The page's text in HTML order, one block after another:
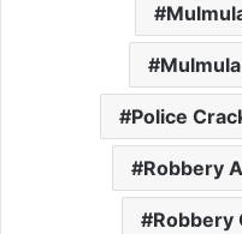
Police
Robbery
Robbery